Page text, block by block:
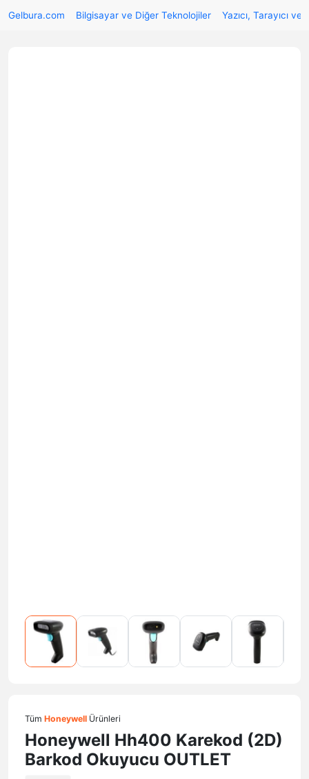
Gelbura.com Bilgisayar ve Diğer Teknolojiler Yazıcı, Tarayıcı ve
Tüm Honeywell Ürünleri
Honeywell Hh400 Karekod (2D)
Barkod Okuyucu OUTLET